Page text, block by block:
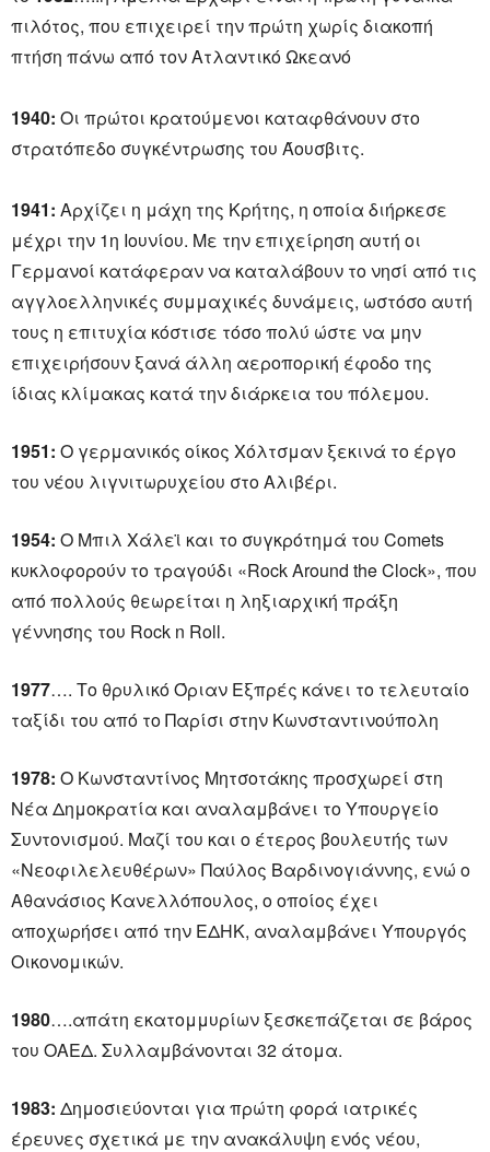
πιλότος, που επιχειρεί την πρώτη χωρίς διακοπή
πτήση πάνω από τον Ατλαντικό Ωκεανό
1940: Οι πρώτοι κρατούμενοι καταφθάνουν στο
στρατόπεδο συγκέντρωσης του Άουσβιτς.
1941: Αρχίζει η μάχη της Κρήτης, η οποία διήρκεσε
μέχρι την 1η Ιουνίου. Με την επιχείρηση αυτή οι
Γερμανοί κατάφεραν να καταλάβουν το νησί από τις
αγγλοελληνικές συμμαχικές δυνάμεις, ωστόσο αυτή
τους η επιτυχία κόστισε τόσο πολύ ώστε να μην
επιχειρήσουν ξανά άλλη αεροπορική έφοδο της
ίδιας κλίμακας κατά την διάρκεια του πόλεμου.
1951: O γερμανικός οίκος Χόλτσμαν ξεκινά το έργο
του νέου λιγνιτωρυχείου στο Αλιβέρι.
1954: Ο Μπιλ Χάλεϊ και το συγκρότημά του Comets
κυκλοφορούν το τραγούδι «Rock Around the Clock», που
από πολλούς θεωρείται η ληξιαρχική πράξη
γέννησης του Rock n Roll.
1977…. Το θρυλικό Όριαν Εξπρές κάνει το τελευταίο
ταξίδι του από το Παρίσι στην Κωνσταντινούπολη
1978: Ο Κωνσταντίνος Μητσοτάκης προσχωρεί στη
Νέα Δημοκρατία και αναλαμβάνει το Υπουργείο
Συντονισμού. Μαζί του και ο έτερος βουλευτής των
«Νεοφιλελευθέρων» Παύλος Βαρδινογιάννης, ενώ ο
Αθανάσιος Κανελλόπουλος, ο οποίος έχει
αποχωρήσει από την ΕΔΗΚ, αναλαμβάνει Υπουργός
Οικονομικών.
1980….απάτη εκατομμυρίων ξεσκεπάζεται σε βάρος
του ΟΑΕΔ. Συλλαμβάνονται 32 άτομα.
1983: Δημοσιεύονται για πρώτη φορά ιατρικές
έρευνες σχετικά με την ανακάλυψη ενός νέου,